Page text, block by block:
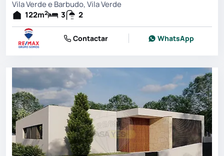
Vila Verde e Barbudo, Vila Verde
122m2 3 2
Contactar WhatsApp